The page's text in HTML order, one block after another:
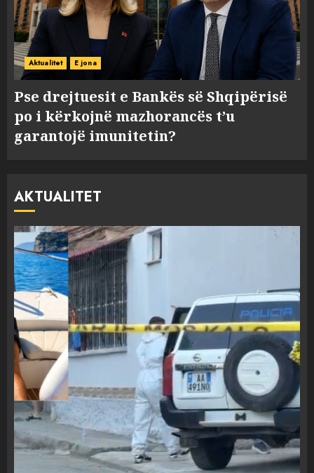
Aktualitet E jona
Pse drejtuesit e Bankës së Shqipërisë
po i kërkojnë mazhorancës t’u
garantojë imunitetin?
AKTUALITET